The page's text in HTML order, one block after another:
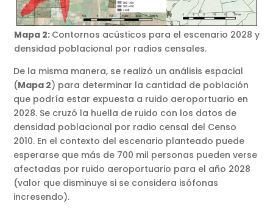
Mapa 2: Contornos acústicos para el escenario 2028 y
densidad poblacional por radios censales.
De la misma manera, se realizó un análisis espacial
(Mapa 2) para determinar la cantidad de población
que podría estar expuesta a ruido aeroportuario en
2028. Se cruzó la huella de ruido con los datos de
densidad poblacional por radio censal del Censo
2010. En el contexto del escenario planteado puede
esperarse que más de 700 mil personas pueden verse
afectadas por ruido aeroportuario para el año 2028
(valor que disminuye si se considera isófonas
incresendo).